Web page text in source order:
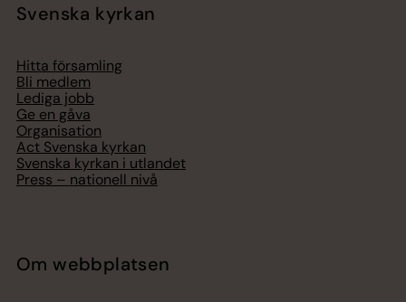
Svenska kyrkan
Hitta församling
Bli medlem
Lediga jobb
Ge en gåva
Organisation
Act Svenska kyrkan
Svenska kyrkan i utlandet
Press – nationell nivå
Om webbplatsen